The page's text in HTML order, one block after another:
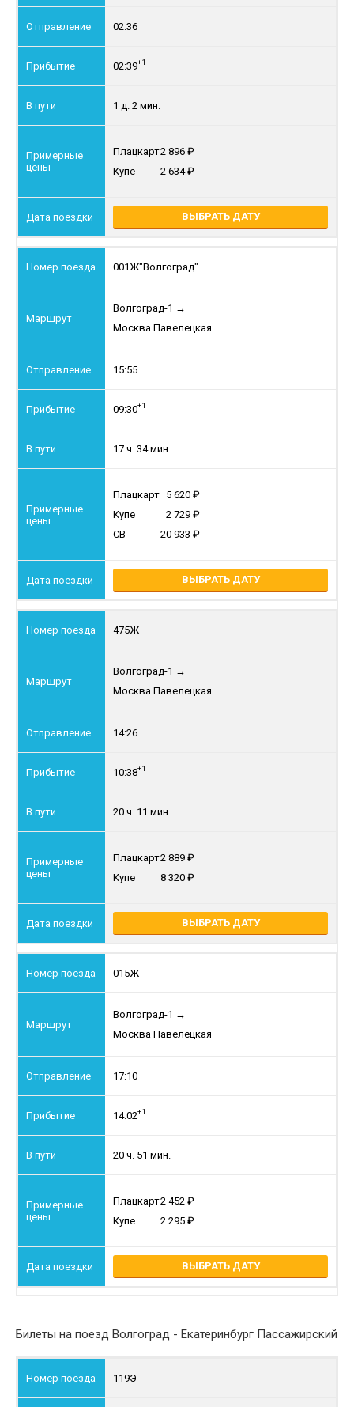
02:36
02:39+1
1 д. 2 мин.
Плацкарт2 896
Купе
2 634
ВЫБРАТЬ ДАТУ
001Ж"Волгоград"
Волгоград-1 →
Москва Павелецкая
15:55
09:30+1
17 ч. 34 мин.
Плацкарт 5 620
Купе
2 729
СВ
20 933
ВЫБРАТЬ ДАТУ
475Ж
Волгоград-1 →
Москва Павелецкая
14:26
10:38+1
20 ч. 11 мин.
Плацкарт2 889
Купе
8 320
ВЫБРАТЬ ДАТУ
015Ж
Волгоград-1 →
Москва Павелецкая
17:10
14:02+1
20 ч. 51 мин.
Плацкарт2 452
Купе
2 295
ВЫБРАТЬ ДАТУ
Билеты на поезд Волгоград - Екатеринбург Пассажирский
119Э